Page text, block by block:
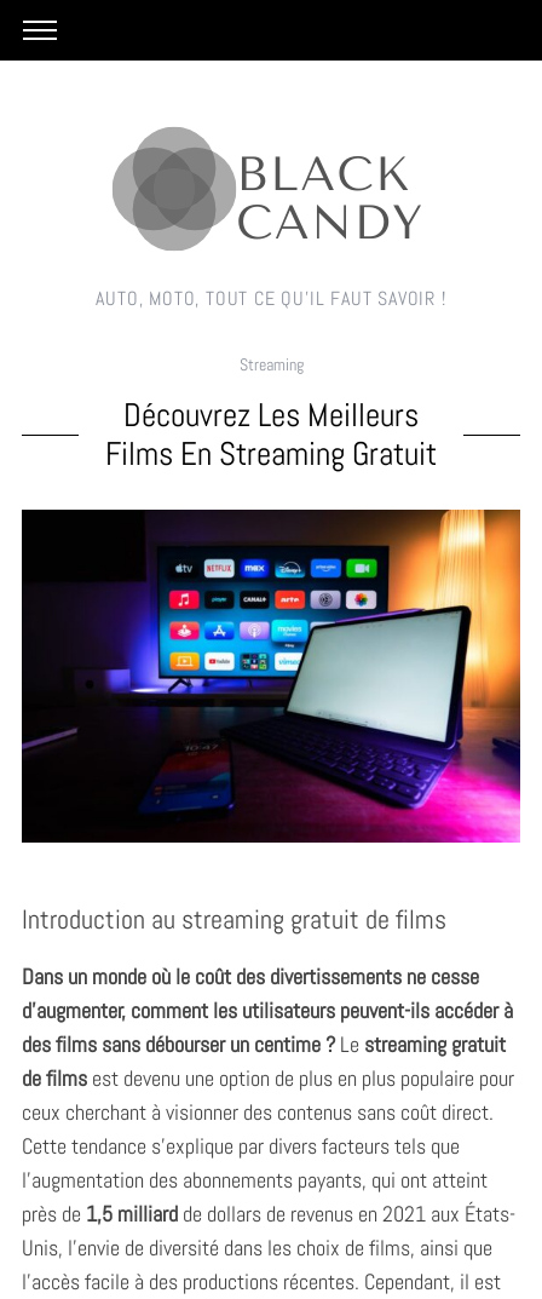
AUTO, MOTO, TOUT CE QU'IL FAUT SAVOIR !
Streaming
Découvrez Les Meilleurs
Films En Streaming Gratuit
Introduction au streaming gratuit de films
Dans un monde où le coût des divertissements ne cesse
d’augmenter, comment les utilisateurs peuvent-ils accéder à
des films sans débourser un centime ?Le streaming gratuit
de filmsest devenu une option de plus en plus populaire pour
ceux cherchant à visionner des contenus sans coût direct.
Cette tendance s’explique par divers facteurs tels que
l’augmentation des abonnements payants, qui ont atteint
près de 1,5 milliardde dollars de revenus en 2021 aux États-
Unis, l’envie de diversité dans les choix de films, ainsi que
l’accès facile à des productions récentes. Cependant, il est